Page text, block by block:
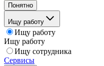
Понятно
Ищу работу
Ищу работу
Ищу работу
Ищу сотрудника
Сервисы